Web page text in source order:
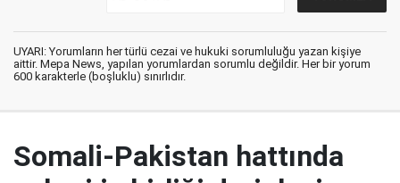
UYARI: Yorumların her türlü cezai ve hukuki sorumluluğu yazan kişiye
aittir. Mepa News, yapılan yorumlardan sorumlu değildir. Her bir yorum
600 karakterle (boşluklu) sınırlıdır.
Somali-Pakistan hattında